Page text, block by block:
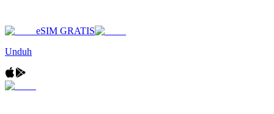
eSIM GRATIS
Unduh